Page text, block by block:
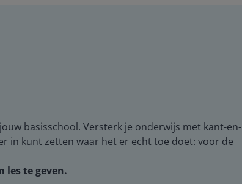
basisschool. Versterk je onderwijs met kant-en-
in kunt zetten waar het er echt toe doet: voor de
les te geven.